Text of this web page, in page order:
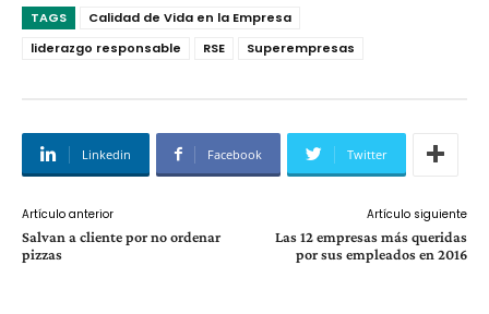
TAGS
Calidad de Vida en la Empresa
liderazgo responsable
RSE Superempresas
Linkedin Facebook Twitter
Artículo anterior
Salvan a cliente por no ordenar
pizzas
Artículo siguiente
Las 12 empresas más queridas
por sus empleados en 2016